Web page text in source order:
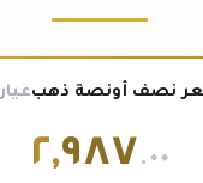
نصف أونصة ذهبعيار ٢٤
٢,٩٨٧ .٠٠